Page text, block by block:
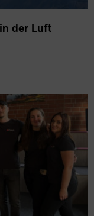
der Luft